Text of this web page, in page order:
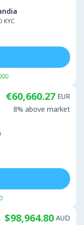
KYC
€60,660.27 EUR
8% above market
$98,964.80 AUD